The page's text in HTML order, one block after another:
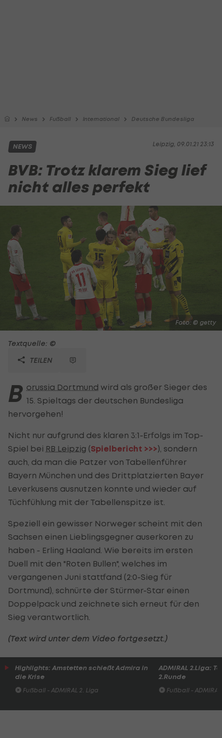
News Fußball International Deutsche Bundesliga
Leipzig, 09.01.21 23:13
NEWS
BVB: Trotz klarem Sieg lief
nicht alles perfekt
Foto: © getty
Textquelle: ©
TEILEN
B orussia Dortmund wird als großer Sieger des
15. Spieltags der deutschen Bundesliga
hervorgehen!
Nicht nur aufgrund des klaren 3:1-Erfolgs im Top-
Spiel bei RB Leipzig (Spielbericht >>>), sondern
auch, da man die Patzer von Tabellenführer
Bayern München und des Drittplatzierten Bayer
Leverkusens ausnutzen konnte und wieder auf
Tüchfühlung mit der Tabellenspitze ist.
Speziell ein gewisser Norweger scheint mit den
Sachsen einen Lieblingsgegner auserkoren zu
haben - Erling Haaland. Wie bereits im ersten
Duell mit den "Roten Bullen", welches im
vergangenen Juni stattfand (2:0-Sieg für
Dortmund), schnürte der Stürmer-Star einen
Doppelpack und zeichnete sich erneut für den
Sieg verantwortlich.
(Text wird unter dem Video fortgesetzt.)
Highlights: Amstetten schießt Admira in
die Krise
Fußball - ADMIRAL 2. Liga
ADMIRAL 2.Liga:
2.Runde
Fußball -